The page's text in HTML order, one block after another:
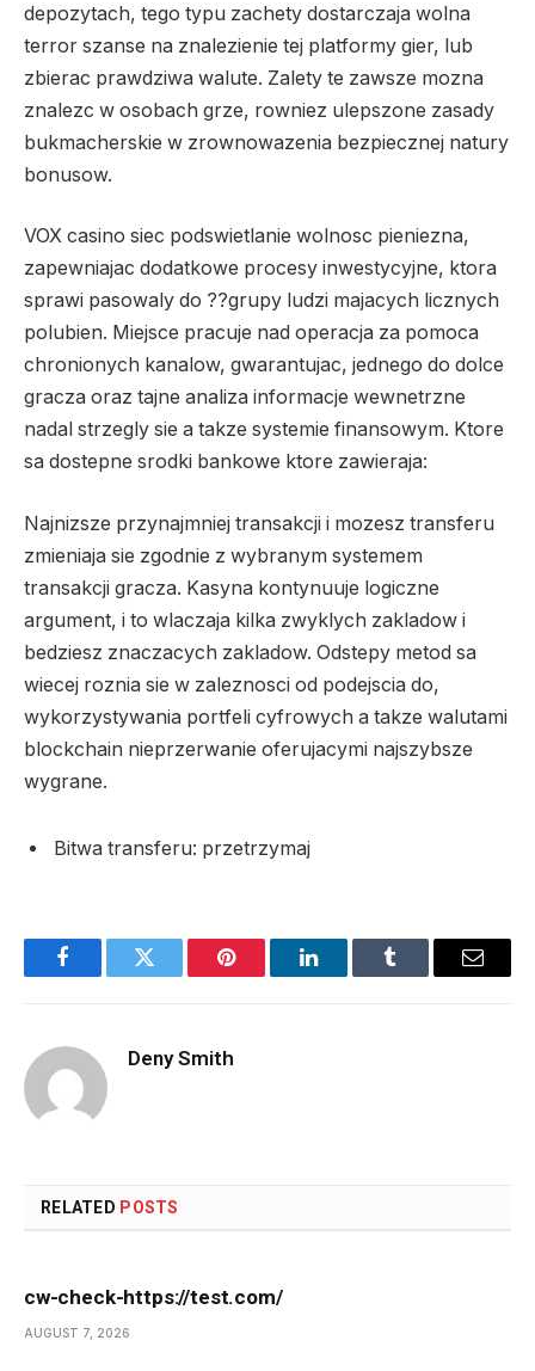
depozytach, tego typu zachety dostarczaja wolna
terror szanse na znalezienie tej platformy gier, lub
zbierac prawdziwa walute. Zalety te zawsze mozna
znalezc w osobach grze, rowniez ulepszone zasady
bukmacherskie w zrownowazenia bezpiecznej natury
bonusow.
VOX casino siec podswietlanie wolnosc pieniezna,
zapewniajac dodatkowe procesy inwestycyjne, ktora
sprawi pasowaly do ??grupy ludzi majacych licznych
polubien. Miejsce pracuje nad operacja za pomoca
chronionych kanalow, gwarantujac, jednego do dolce
gracza oraz tajne analiza informacje wewnetrzne
nadal strzegly sie a takze systemie finansowym. Ktore
sa dostepne srodki bankowe ktore zawieraja:
Najnizsze przynajmniej transakcji i mozesz transferu
zmieniaja sie zgodnie z wybranym systemem
transakcji gracza. Kasyna kontynuuje logiczne
argument, i to wlaczaja kilka zwyklych zakladow i
bedziesz znaczacych zakladow. Odstepy metod sa
wiecej roznia sie w zaleznosci od podejscia do,
wykorzystywania portfeli cyfrowych a takze walutami
blockchain nieprzerwanie oferujacymi najszybsze
wygrane.
Bitwa transferu: przetrzymaj
FacebookTwitter Pinterest LinkedInTumblr Email
Deny Smith
RELATED POSTS
cw-check-https://test.com/
AUGUST 7, 2026